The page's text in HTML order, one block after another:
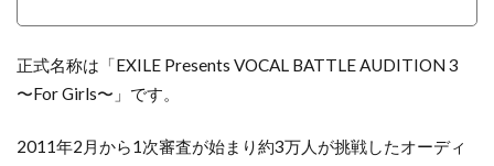
正式名称は「EXILE Presents VOCAL BATTLE AUDITION 3
〜For Girls〜」です。
2011年2月から1次審査が始まり約3万人が挑戦したオーディ